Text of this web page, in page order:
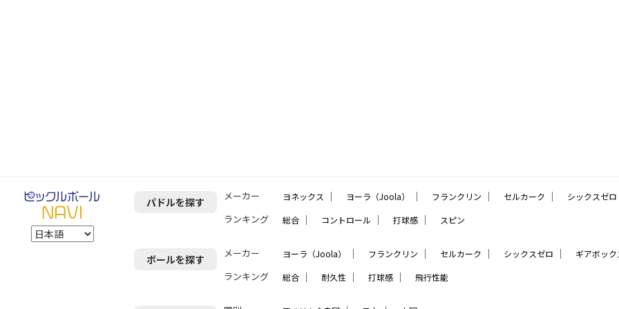
パドルを探す メーカー ヨネックス ｜ ヨーラ（Joola） ｜ フランクリン ｜ セルカーク ｜ シックスゼロ
ランキング 総合 ｜ コントロール ｜ 打球感 ｜ スピン
ボールを探す メーカー ヨーラ（Joola） ｜ フランクリン ｜ セルカーク ｜ シックスゼロ ｜ ギアボック
ランキング 総合 ｜ 耐久性 ｜ 打球感 ｜ 飛行性能